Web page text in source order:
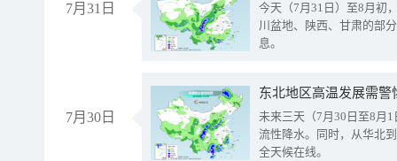
7月31日
今天（7月31日）至8月初
川盆地、陕西、甘肃的部
息。
7月30日
东北地区高温发展需
未来三天（7月30日至8月
流性降水。同时，从华北
全天候在线。